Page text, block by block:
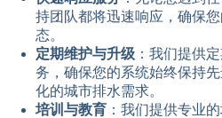
持团队都将迅速响应，确保
态。
定期维护与升级 ：我们提供
务，确保您的系统始终保持
化的城市排水需求。
培训与教育 ：我们提供专业